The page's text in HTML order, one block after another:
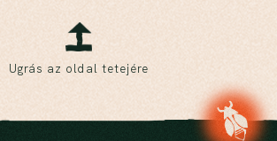
Ugrás az oldal tetejére